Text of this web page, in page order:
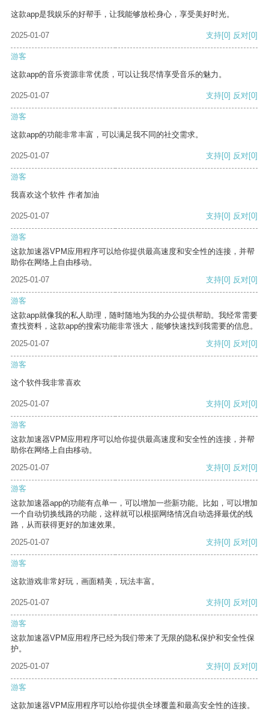
这款app是我娱乐的好帮手，让我能够放松身心，享受美好时光。
2025-01-07 支持[0] 反对[0]
游客
这款app的音乐资源非常优质，可以让我尽情享受音乐的魅力。
2025-01-07 支持[0] 反对[0]
游客
这款app的功能非常丰富，可以满足我不同的社交需求。
2025-01-07 支持[0] 反对[0]
游客
我喜欢这个软件 作者加油
2025-01-07 支持[0] 反对[0]
游客
这款加速器VPM应用程序可以给你提供最高速度和安全性的连接，并帮
助你在网络上自由移动。
2025-01-07
支持[0] 反对[0]
游客
这款app就像我的私人助理，随时随地为我的办公提供帮助。我经常需要
查找资料，这款app的搜索功能非常强大，能够快速找到我需要的信息。
2025-01-07
支持[0] 反对[0]
游客
这个软件我非常喜欢
2025-01-07 支持[0] 反对[0]
游客
这款加速器VPM应用程序可以给你提供最高速度和安全性的连接，并帮
助你在网络上自由移动。
2025-01-07
支持[0] 反对[0]
游客
这款加速器app的功能有点单一，可以增加一些新功能。比如，可以增加
一个自动切换线路的功能，这样就可以根据网络情况自动选择最优的线
路，从而获得更好的加速效果。
2025-01-07
支持[0] 反对[0]
游客
这款游戏非常好玩，画面精美，玩法丰富。
2025-01-07 支持[0] 反对[0]
游客
这款加速器VPM应用程序已经为我们带来了无限的隐私保护和安全性保
护。
2025-01-07
支持[0] 反对[0]
游客
这款加速器VPM应用程序可以给你提供全球覆盖和最高安全性的连接。